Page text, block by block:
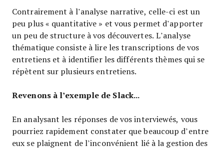
Contrairement à l’analyse narrative, celle-ci est un
peu plus « quantitative » et vous permet d’apporter
un peu de structure à vos découvertes. L’analyse
thématique consiste à lire les transcriptions de vos
entretiens et à identifier les différents thèmes qui se
répètent sur plusieurs entretiens.
Revenons à l’exemple de Slack...
En analysant les réponses de vos interviewés, vous
pourriez rapidement constater que beaucoup d’entre
eux se plaignent de l’inconvénient lié à la gestion des